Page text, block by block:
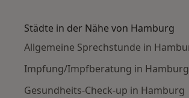
Städte in der Nähe von Hamburg
Allgemeine Sprechstunde in
Impfung/Impfberatung in Hamburg
Gesundheits-Check-up in Hamburg